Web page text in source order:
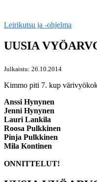
Leirikutsu ja -ohjelma
UUSIA
Julkaistu: 26.10.2014
Kimmo piti 7. kup
Anssi Hynynen
Jenni Hynynen
Lauri Lankila
Roosa Pulkkinen
Pinja Pulkkinen
Mila Kontinen
ONNITTELUT!